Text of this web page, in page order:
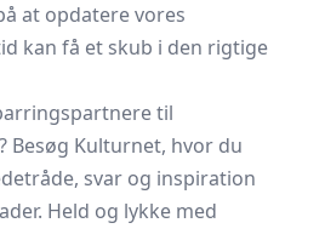
at opdatere vores
kan få et skub i den rigtige
til
Besøg Kulturnet, hvor du
svar og inspiration
Held og lykke med